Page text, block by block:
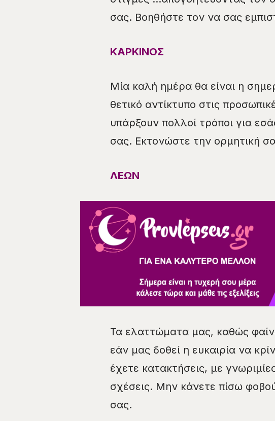
σας. Βοηθήστε τον να σας
ΚΑΡΚΙΝΟΣ
Μία καλή ημέρα θα είναι η
θετικό αντίκτυπο στις
υπάρξουν πολλοί τρόποι για
σας. Εκτονώστε την ορμητική
ΛΕΩΝ
Τα ελαττώματα μας, καθώς
εάν μας δοθεί η ευκαιρία να
έχετε κατακτήσεις, με
σχέσεις. Μην κάνετε πίσω
σας.